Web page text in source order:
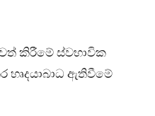
කිරීමේ ස්වභාවික
හෘදයාබාධ ඇතිවීමේ